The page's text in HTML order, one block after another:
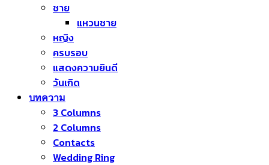
ชาย
แหวนชาย
หญิง
ครบรอบ
แสดงความยินดี
วันเกิด
บทความ
3 Columns
2 Columns
Contacts
Wedding Ring